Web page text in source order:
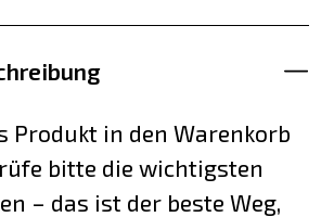
Produkt in den Warenkorb
bitte die wichtigsten
– das ist der beste Weg,